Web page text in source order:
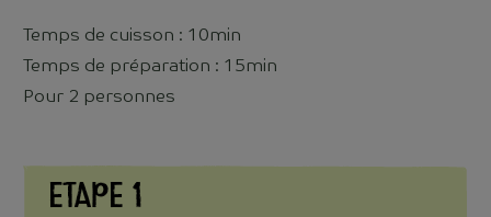
Temps de cuisson : 10min
Temps de préparation : 15min
Pour 2 personnes
Etape 1